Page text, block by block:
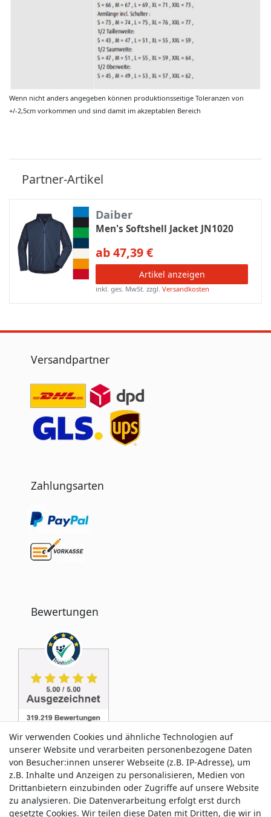
Wenn nicht anders angegeben können produktionsseitige Toleranzen von
+/-2,5cm vorkommen und sind damit im akzeptablen Bereich
Partner-Artikel
Daiber
Men's Softshell Jacket JN1020
ab 47,39 €
Artikel anzeigen
inkl. ges. MwSt. zzgl.Versandkosten
Versandpartner
Zahlungsarten
Bewertungen
Service & Kontakt
Wir verwenden Cookies und ähnliche Technologien auf
unserer Website und verarbeiten personenbezogene Daten
von Besucher:innen unserer Webseite (z.B. IP-Adresse), um
z.B. Inhalte und Anzeigen zu personalisieren, Medien von
Drittanbietern einzubinden oder Zugriffe auf unsere Website
zu analysieren. Die Datenverarbeitung erfolgt erst durch
gesetzte Cookies. Wir teilen diese Daten mit Dritten, die wir in